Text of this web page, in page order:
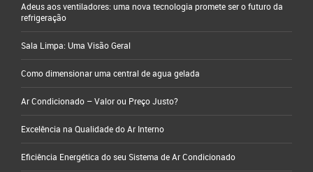
Adeus aos ventiladores: uma nova tecnologia promete ser o futuro da
refrigeração
Sala Limpa: Uma Visão Geral
Como dimensionar uma central de agua gelada
Ar Condicionado – Valor ou Preço Justo?
Excelência na Qualidade do Ar Interno
Eficiência Energética do seu Sistema de Ar Condicionado